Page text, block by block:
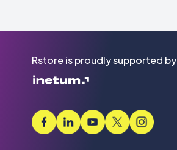
Rstore is proudly supported by